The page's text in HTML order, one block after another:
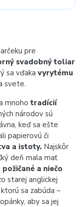
pre
svadobný toliar
sa vďaka vyrytému
svete.
mnoho tradícií
národov sú
keď sa ešte
papierovú či
a istoty. Najskôr
deň mala mať
a niečo
starej anglickej
sa zabúda –
aby sa jej